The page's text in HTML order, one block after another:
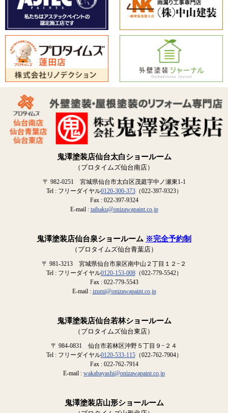
鬼澤塗装店仙台太白ショールーム
（プロタイムズ仙台南店）
〒 982-0251 宮城県仙台市太白区茂庭字中ノ瀬東1-1
Tel : フリーダイヤル0120-300-373（022-397-9323）
Fax : 022-397-9324
E-mail : taihaku@onizawapaint.co.jp
鬼澤塗装店仙台泉ショールーム ※完全予約制
（プロタイムズ仙台青葉店）
〒 981-3213 宮城県仙台市泉区南中山２丁目１２−２
Tel : フリーダイヤル0120-153-008（022-779-5542）
Fax : 022-779-5543
E-mail : izumi@onizawapaint.co.jp
鬼澤塗装店仙台若林ショールーム
（プロタイムズ仙台東店）
〒 984-0831 仙台市若林区沖野５丁目９−２４
Tel : フリーダイヤル0120-533-115（022-762-7904）
Fax : 022-762-7914
E-mail : wakabayashi@onizawapaint.co.jp
鬼澤塗装店山形ショールーム